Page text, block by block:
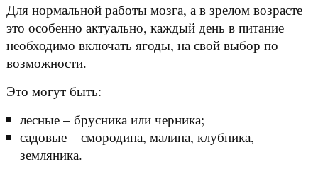
Для нормальной работы мозга, а в зрелом возрасте
это особенно актуально, каждый день в питание
необходимо включать ягоды, на свой выбор по
возможности.
Это могут быть:
лесные – брусника или черника;
садовые – смородина, малина, клубника,
земляника.